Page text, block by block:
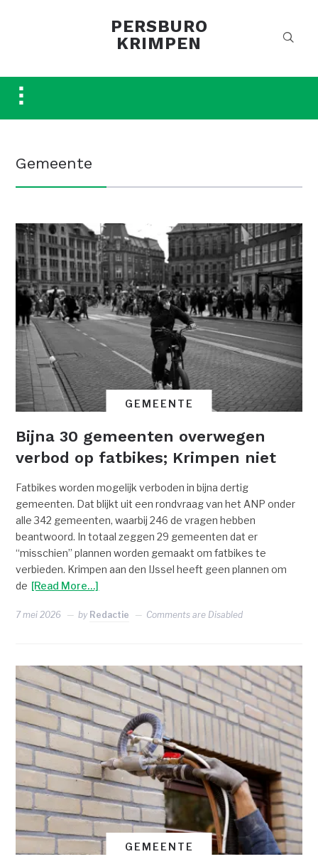
PERSBURO
KRIMPEN
Toggle
sidebar
Gemeente
GEMEENTE
Bijna 30 gemeenten overwegen
verbod op fatbikes; Krimpen niet
Fatbikes worden mogelijk verboden in bijna dertig
gemeenten. Dat blijkt uit een rondvraag van het ANP onder
alle 342 gemeenten, waarbij 246 de vragen hebben
beantwoord. In totaal zeggen 29 gemeenten dat er
“misschien” plannen worden gemaakt om fatbikes te
verbieden. Krimpen aan den IJssel heeft geen plannen om
de [Read More…]
7 mei 2026 by Redactie Comments are Disabled
GEMEENTE